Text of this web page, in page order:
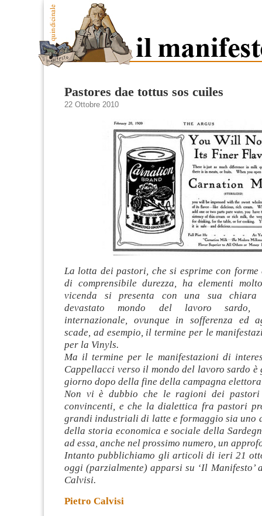
Pastores dae tottus sos cuiles
22 Ottobre 2010
La lotta dei pastori, che si esprime con forme
di comprensibile durezza, ha elementi
vicenda si presenta con una sua
devastato mondo del lavoro sardo,
internazionale, ovunque in sofferenza ed
scade, ad esempio, il termine per le
per la Vinyls.
Ma il termine per le manifestazioni di
Cappellacci verso il mondo del lavoro sardo è
giorno dopo della fine della campagna
Non vi è dubbio che le ragioni dei
convincenti, e che la dialettica fra pastori
grandi industriali di latte e formaggio sia uno
della storia economica e sociale della
ad essa, anche nel prossimo numero, un
Intanto pubblichiamo gli articoli di ieri 21
oggi (parzialmente) apparsi su ‘Il Manifesto’
Calvisi.
Pietro Calvisi